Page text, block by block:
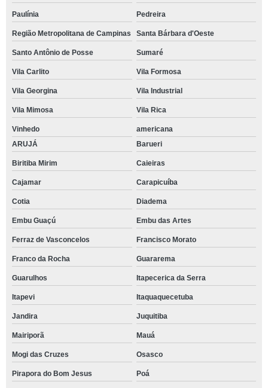
Paulínia Pedreira
Região Metropolitana de Campinas Santa Bárbara d'Oeste
Santo Antônio de Posse Sumaré
Vila Carlito Vila Formosa
Vila Georgina Vila Industrial
Vila Mimosa Vila Rica
Vinhedo
americana
ARUJÁ
Barueri
Biritiba Mirim Caieiras
Cajamar Carapicuíba
Cotia Diadema
Embu Guaçú Embu das Artes
Ferraz de Vasconcelos Francisco Morato
Franco da Rocha Guararema
Guarulhos Itapecerica da Serra
Itapevi Itaquaquecetuba
Jandira Juquitiba
Mairiporã Mauá
Mogi das Cruzes Osasco
Pirapora do Bom Jesus Poá